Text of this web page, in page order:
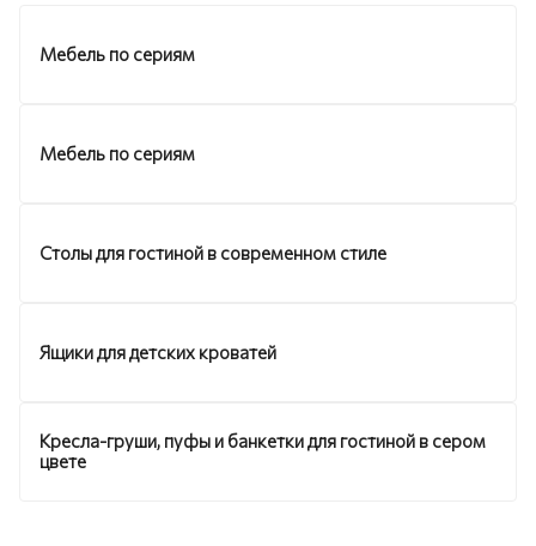
Мебель по сериям
Мебель по сериям
Столы для гостиной в современном стиле
Ящики для детских кроватей
Кресла-груши, пуфы и банкетки для гостиной в сером
цвете